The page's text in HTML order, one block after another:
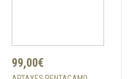
99,00€